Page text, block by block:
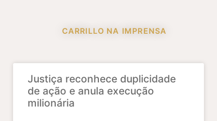
CARRILLO NA IMPRENSA
Justiça reconhece duplicidade
de ação e anula execução
milionária